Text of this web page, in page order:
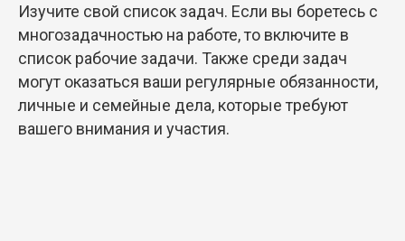
Изучите свой список задач. Если вы боретесь с
многозадачностью на работе, то включите в
список рабочие задачи. Также среди задач
могут оказаться ваши регулярные обязанности,
личные и семейные дела, которые требуют
вашего внимания и участия.